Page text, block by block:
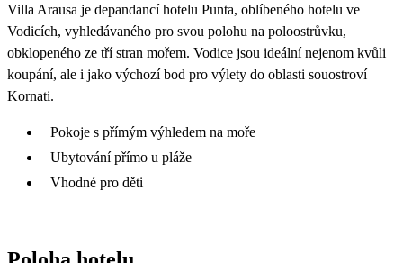
Villa Arausa je depandancí hotelu Punta, oblíbeného hotelu ve
Vodicích, vyhledávaného pro svou polohu na poloostrůvku,
obklopeného ze tří stran mořem. Vodice jsou ideální nejenom kvůli
koupání, ale i jako výchozí bod pro výlety do oblasti souostroví
Kornati.
Pokoje s přímým výhledem na moře
Ubytování přímo u pláže
Vhodné pro děti